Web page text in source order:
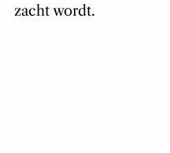
zacht wordt.